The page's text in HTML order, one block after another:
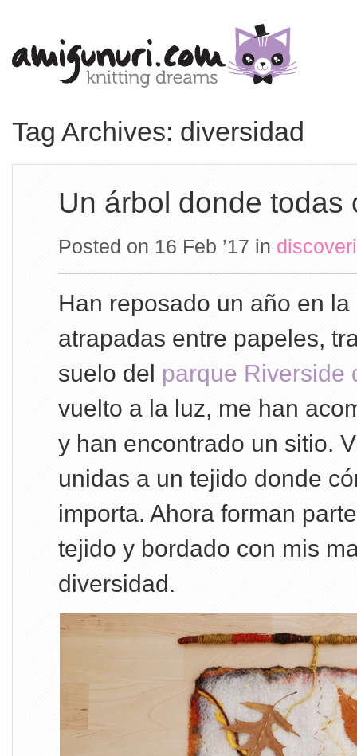
Tag Archives: diversidad
Un árbol donde todas
Posted on 16 Feb ’17 in
Han reposado un año en
atrapadas entre papeles,
suelo del parque Riverside
vuelto a la luz, me han
y han encontrado un sitio.
unidas a un tejido donde
importa. Ahora forman
tejido y bordado con mis
diversidad.